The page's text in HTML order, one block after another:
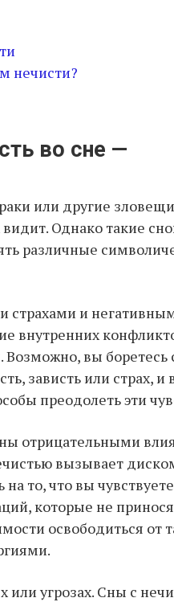
нечисти?
во сне —
или другие
видит. Однако такие
различные
страхами и
внутренних
вы боретесь
зависть или страх, и
преодолеть эти
отрицательными
вызывает
то, что вы
которые не
освободиться от
угрозах. Сны с